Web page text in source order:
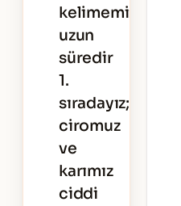
kelimemizde
uzun
süredir
1.
sıradayız;
ciromuz
ve
karımız
ciddi